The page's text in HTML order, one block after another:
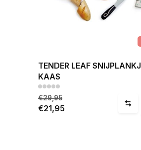
TENDER LEAF
KAAS
€29,95
€21,95